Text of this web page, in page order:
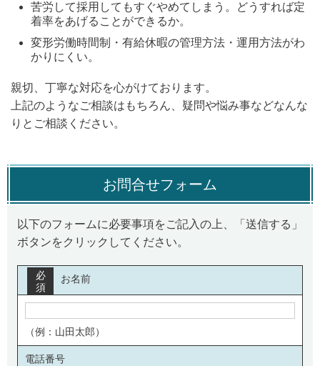
苦労して採用してもすぐやめてしまう。どうすれば定
着率をあげることができるか。
変形労働時間制・有給休暇の管理方法・運用方法がわ
かりにくい。
親切、丁寧な対応を心がけております。
上記のようなご相談はもちろん、疑問や悩み事などなんな
りとご相談ください。
お問合せフォーム
以下のフォームに必要事項をご記入の上、「送信する」
ボタンをクリックしてください。
お名前
必
須
（例：山田太郎）
電話番号